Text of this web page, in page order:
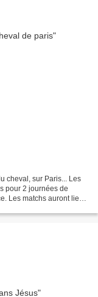
cheval, sur Paris... Les
pour 2 journées de
Les matchs auront lieu